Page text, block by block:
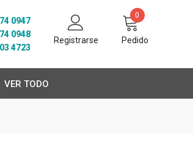
0947
0948
4723
Registrarse
0
Pedido
VER TODO